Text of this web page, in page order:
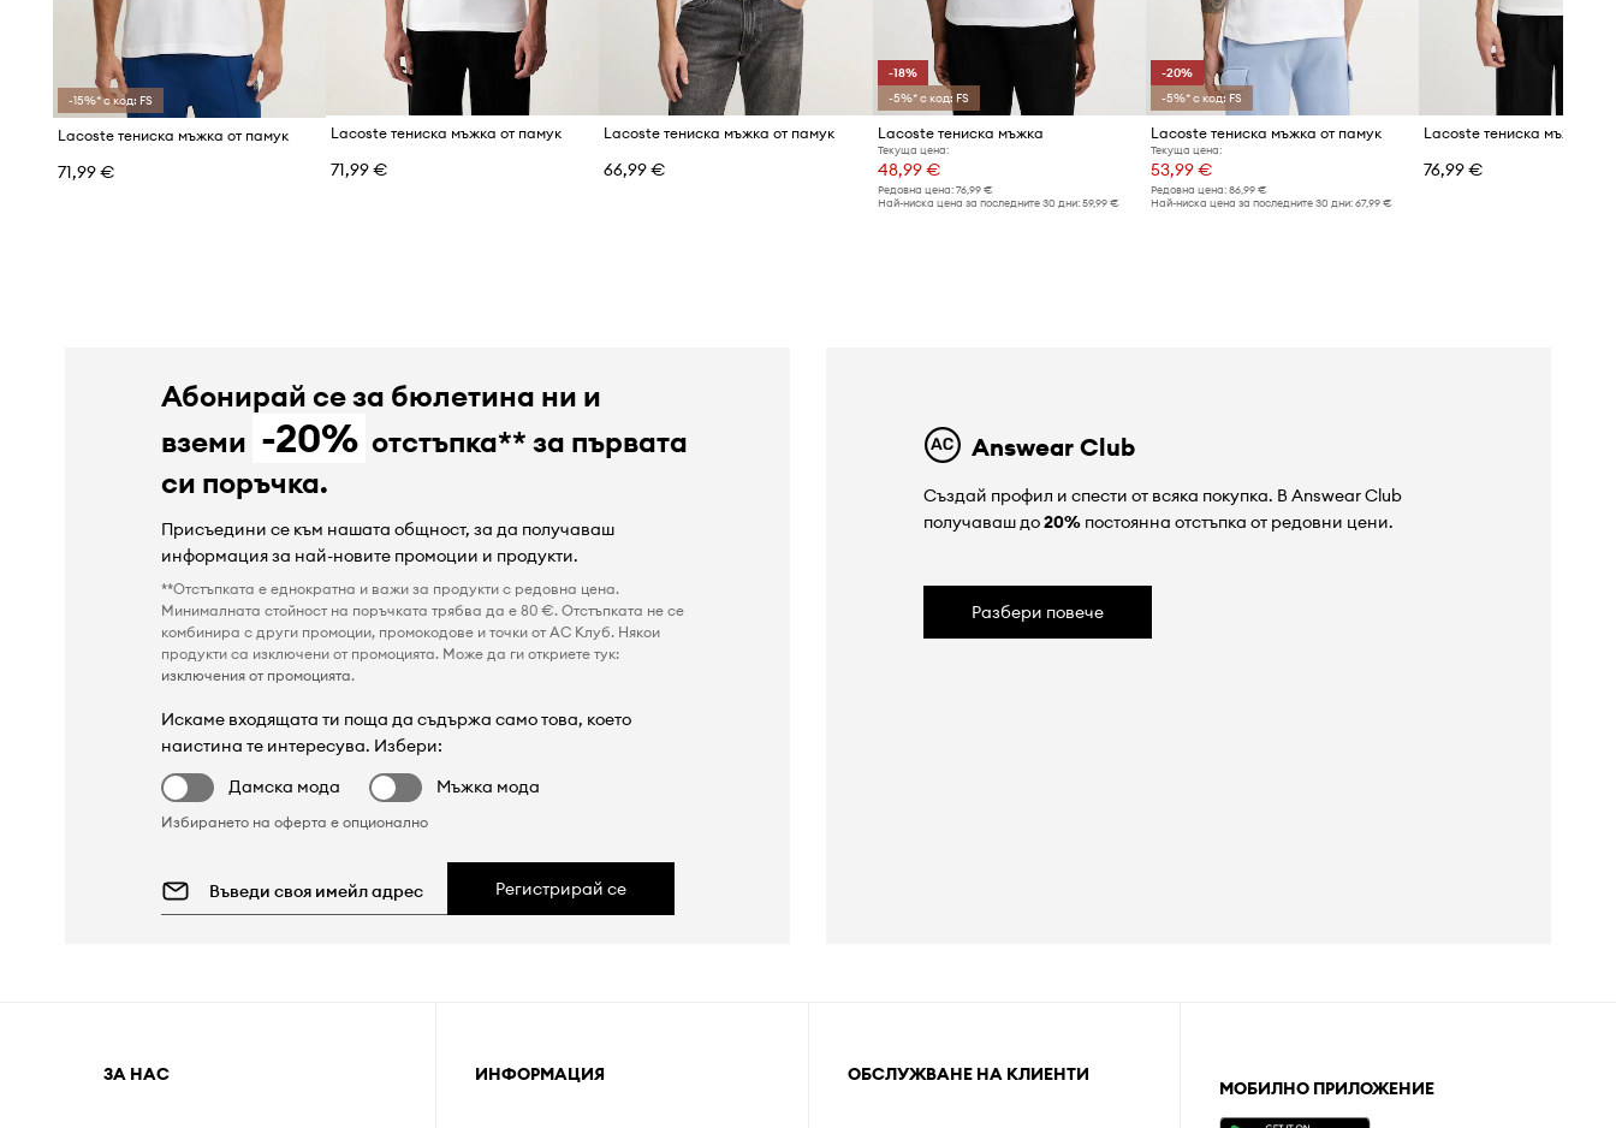
-15%* с код: FS
Lacoste тениска мъжка от памук
71,99 €
Lacoste тениска мъжка от памук
71,99 €
Lacoste тениска мъжка от памук
66,99 €
-18%
-5%* с код: FS
Lacoste тениска мъжка
Текуща цена:
48,99 €
Редовна цена: 76,99 €
Най-ниска цена за последните 30 дни: 59,99 €
-20%
-5%* с код: FS
Lacoste тениска мъжка от памук
Текуща цена:
53,99 €
Редовна цена:86,99 €
Най-ниска цена за последните 30 дни:67,99 €
Lacoste тениска мъжка от
76,99 €
Абонирай се за бюлетина ни и
вземи -20% отстъпка** за първата
си поръчка.
Присъедини се към нашата общност, за да получаваш
информация за най-новите промоции и продукти.
**Отстъпката е еднократна и важи за продукти с редовна цена.
Минималната стойност на поръчката трябва да е 80 €. Отстъпката не се
комбинира с други промоции, промокодове и точки от AC Клуб. Някои
продукти са изключени от промоцията. Може да ги откриете тук:
изключения от промоцията.
Искаме входящата ти поща да съдържа само това, което
наистина те интересува. Избери:
Дамска мода
Мъжка мода
Избирането на оферта е опционално
Регистрирай се
Answear Club
Създай профил и спести от всяка покупка. В Answear Club
получаваш до20%постоянна отстъпка от редовни цени.
Разбери повече
ЗА НАС ИНФОРМАЦИЯ ОБСЛУЖВАНЕ НА КЛИЕНТИ
МОБИЛНО ПРИЛОЖЕНИЕ